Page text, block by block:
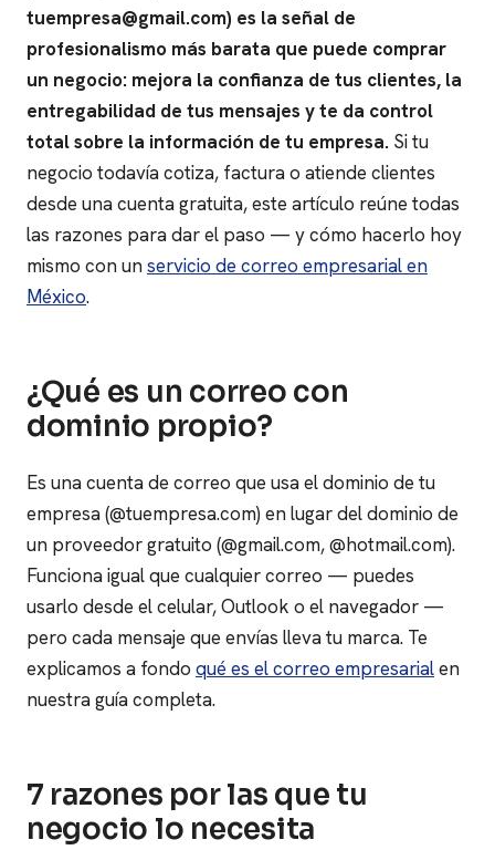
tuempresa@gmail.com) es la señal de
profesionalismo más barata que puede comprar
un negocio: mejora la confianza de tus clientes, la
entregabilidad de tus mensajes y te da control
total sobre la información de tu empresa. Si tu
negocio todavía cotiza, factura o atiende clientes
desde una cuenta gratuita, este artículo reúne todas
las razones para dar el paso — y cómo hacerlo hoy
mismo con unservicio de correo empresarial en
México.
¿Qué es un correo con
dominio propio?
Es una cuenta de correo que usa el dominio de tu
empresa (@tuempresa.com) en lugar del dominio de
un proveedor gratuito (@gmail.com, @hotmail.com).
Funciona igual que cualquier correo — puedes
usarlo desde el celular, Outlook o el navegador —
pero cada mensaje que envías lleva tu marca. Te
explicamos a fondo qué es el correo empresarialen
nuestra guía completa.
7 razones por las que tu
negocio lo necesita